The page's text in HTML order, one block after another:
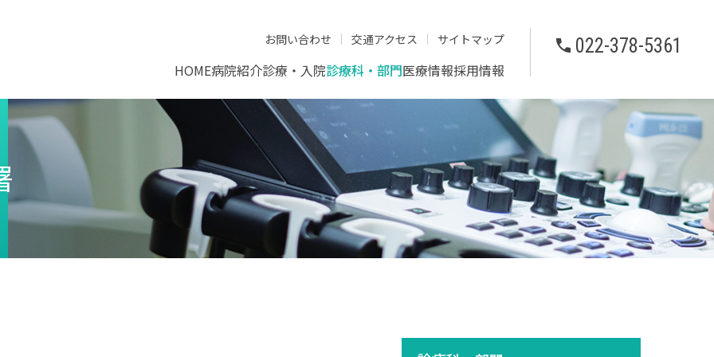
お問い合わせ 交通アクセス サイトマップ
HOME病院紹介診療・入院診療科・部門医療情報採用情報
022-378-5361